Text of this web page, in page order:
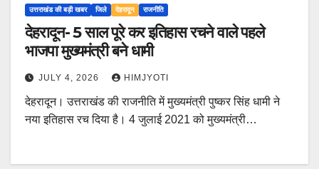
उत्तराखंड की बड़ी खबर जिले देहरादून राजनीति
देहरादून- 5 साल पूरे कर इतिहास रचने वाले पहले
भाजपा मुख्यमंत्री बने धामी
JULY 4, 2026 HIMJYOTI
देहरादून। उत्तराखंड की राजनीति में मुख्यमंत्री पुष्कर सिंह धामी ने
नया इतिहास रच दिया है। 4 जुलाई 2021 को मुख्यमंत्री…